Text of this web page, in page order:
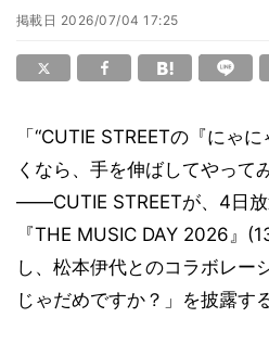
掲載日 2026/07/04 17:25
「“CUTIE STREETの『にゃ
くなら、手を伸ばしてやって
――CUTIE STREETが、4日
『THE MUSIC DAY 2026』
し、松本伊代とのコラボレー
じゃだめですか？」を披露する